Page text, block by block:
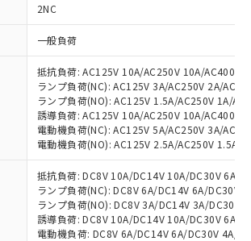
2NC
一般負荷
抵抗負荷: AC125V 10A/AC250V 10A/AC400V
ランプ負荷(NC): AC125V 3A/AC250V 2A/
ランプ負荷(NO): AC125V 1.5A/AC250V 1A/
誘導負荷: AC125V 10A/AC250V 10A/AC400V
電動機負荷(NC): AC125V 5A/AC250V 3A/
電動機負荷(NO): AC125V 2.5A/AC250V 1.5A/
抵抗負荷: DC8V 10A/DC14V 10A/DC30V 6A/
ランプ負荷(NC): DC8V 6A/DC14V 6A/DC30V
ランプ負荷(NO): DC8V 3A/DC14V 3A/DC30V
誘導負荷: DC8V 10A/DC14V 10A/DC30V 6A/
電動機負荷: DC8V 6A/DC14V 6A/DC30V 4A/